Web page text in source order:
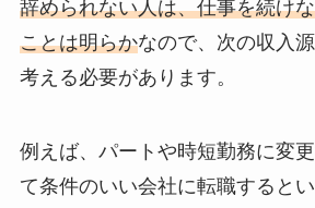
辞められない人は、仕事を続け
ことは明らかなので、次の収入
考える必要があります。
例えば、パートや時短勤務に変
て条件のいい会社に転職すると